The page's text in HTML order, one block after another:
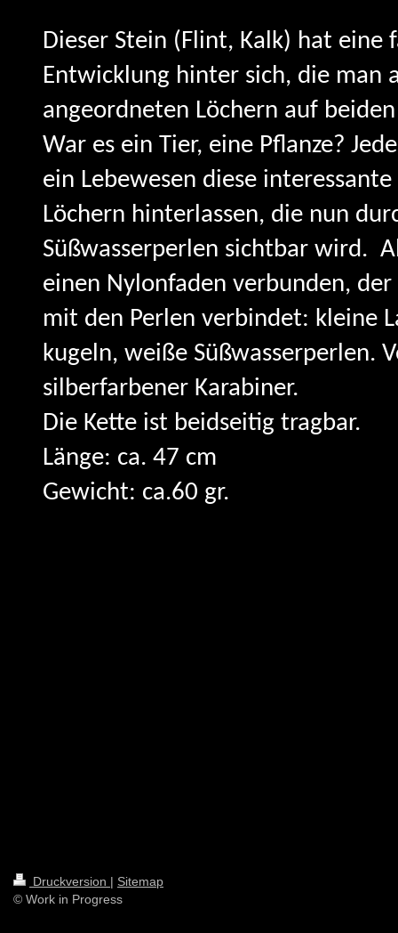
Dieser Stein (Flint, Kalk) hat eine
Entwicklung hinter sich, die man
angeordneten Löchern auf
War es ein Tier, eine Pflanze?
ein Lebewesen diese
Löchern hinterlassen, die nun
Süßwasserperlen sichtbar wird.
einen Nylonfaden verbunden,
mit den Perlen verbindet: kleine
kugeln, weiße Süßwasserperlen.
silberfarbener Karabiner.
Die Kette ist beidseitig tragbar.
Länge: ca. 47 cm
Gewicht: ca.60 gr.
Druckversion | Sitemap
© Work in Progress